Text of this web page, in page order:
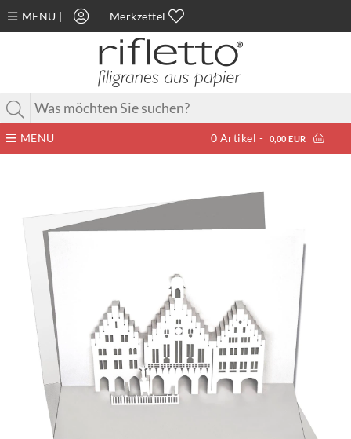
MENU Merkzettel
MENU 0 Artikel - 0,00 EUR